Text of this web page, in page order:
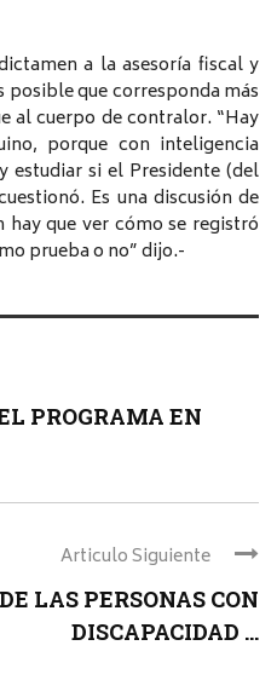
a la asesoría fiscal y
posible que corresponda más
al cuerpo de contralor. “Hay
porque con inteligencia
estudiar si el Presidente (del
Es una discusión de
que ver cómo se registró
prueba o no” dijo.-
PROGRAMA EN
Articulo Siguiente
LAS PERSONAS CON
DISCAPACIDAD ...